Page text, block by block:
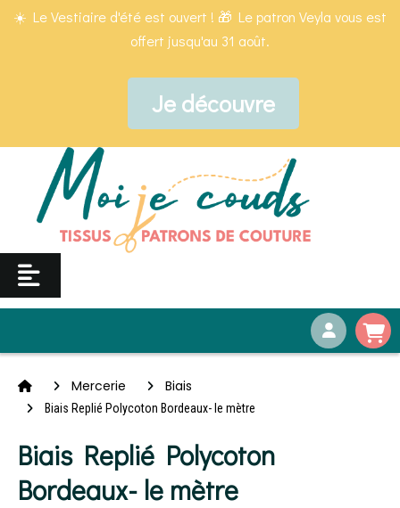
☀️ Le Vestiaire d'été est ouvert ! 🎁 Le patron Veyla vous est
offert jusqu'au 31 août.
Je découvre
Mercerie Biais
Biais Replié Polycoton Bordeaux- le mètre
Biais Replié Polycoton
Bordeaux- le mètre